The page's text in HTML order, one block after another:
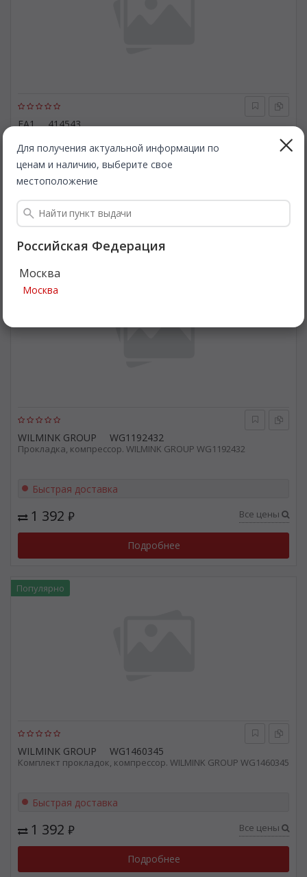
Для получения актуальной информации по
ценам и наличию, выберите свое
местоположение
Российская Федерация
Москва
Москва
FA1 414543
1 952₽ Все цены
Подробнее
WILMINK GROUP WG1192432
Прокладка, компрессор. WILMINK GROUP WG1192432
Быстрая доставка
1 392 ₽ Все цены
Подробнее
WILMINK GROUP WG1460345
Комплект прокладок, компрессор. WILMINK GROUP WG1460345
Популярно
Быстрая доставка
1 392 ₽ Все цены
Подробнее